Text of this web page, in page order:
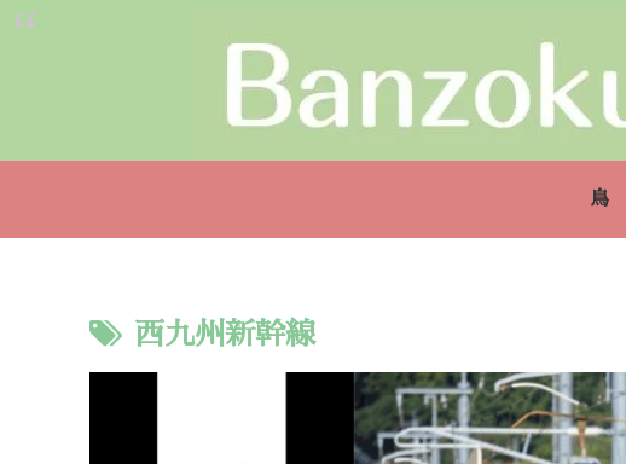
鳥
西九州新幹線